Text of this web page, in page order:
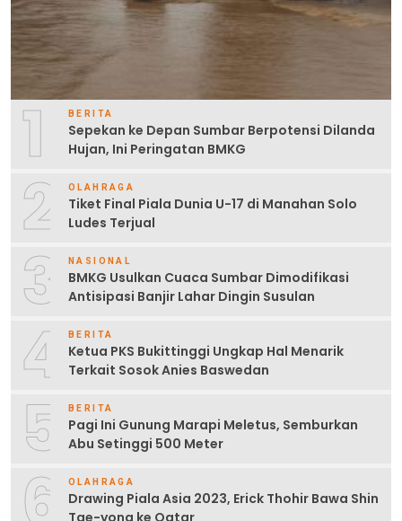
1 BERITA
Sepekan ke Depan Sumbar Berpotensi Dilanda
Hujan, Ini Peringatan BMKG
2 OLAHRAGA
Tiket Final Piala Dunia U-17 di Manahan Solo
Ludes Terjual
3 NASIONAL
BMKG Usulkan Cuaca Sumbar Dimodifikasi
Antisipasi Banjir Lahar Dingin Susulan
4 BERITA
Ketua PKS Bukittinggi Ungkap Hal Menarik
Terkait Sosok Anies Baswedan
5 BERITA
Pagi Ini Gunung Marapi Meletus, Semburkan
Abu Setinggi 500 Meter
6 OLAHRAGA
Drawing Piala Asia 2023, Erick Thohir Bawa Shin